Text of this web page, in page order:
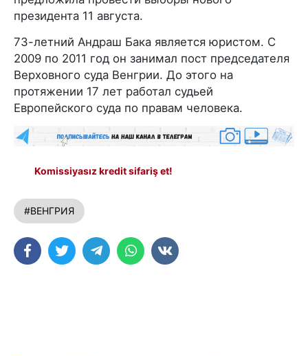
президента 11 августа.
73-летний Андраш Бака является юристом. С
2009 по 2011 год он занимал пост председателя
Верховного суда Венгрии. До этого на
протяжении 17 лет работал судьей
Европейского суда по правам человека.
Komissiyasız kredit sifariş et!
#ВЕНГРИЯ